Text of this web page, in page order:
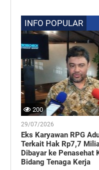
INFO POPULAR
200
29/07/2026
Eks Karyawan RPG
Terkait Hak Rp7,7
Dibayar ke Penasehat
Bidang Tenaga Kerja